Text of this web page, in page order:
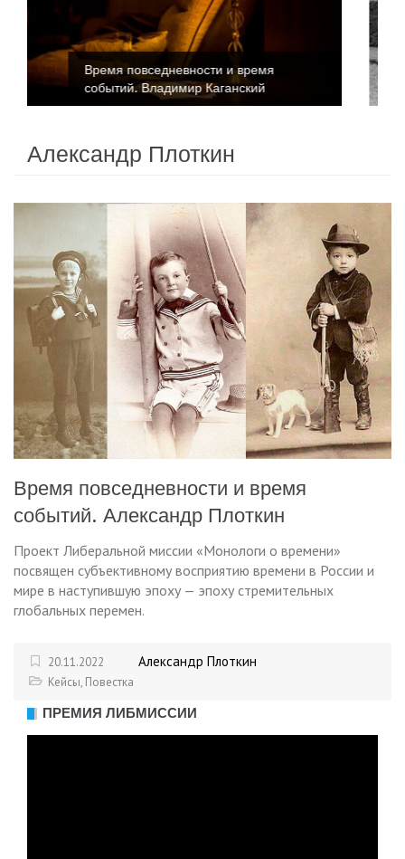
Время повседневности и время
событий. Катриона Келли
Александр Плоткин
Время повседневности и время
событий. Александр Плоткин
Проект Либеральной миссии «Монологи о времени»
посвящен субъективному восприятию времени в России и
мире в наступившую эпоху — эпоху стремительных
глобальных перемен.
20.11.2022 Александр Плоткин
Кейсы, Повестка
ПРЕМИЯ ЛИБМИССИИ